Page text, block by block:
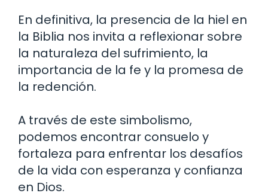
En definitiva, la presencia de la hiel en
la Biblia nos invita a reflexionar sobre
la naturaleza del sufrimiento, la
importancia de la fe y la promesa de
la redención.
A través de este simbolismo,
podemos encontrar consuelo y
fortaleza para enfrentar los desafíos
de la vida con esperanza y confianza
en Dios.